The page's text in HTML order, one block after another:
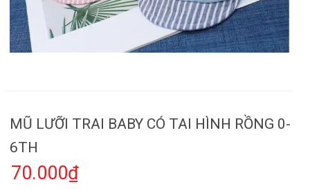
MŨ LƯỠI TRAI BABY CÓ TAI HÌNH RỒNG 0-
6TH
70.000₫